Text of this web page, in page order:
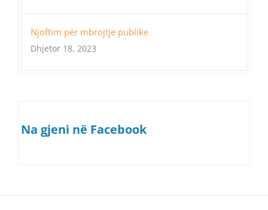
Njoftim për mbrojtje publike
Dhjetor 18, 2023
Na gjeni në Facebook